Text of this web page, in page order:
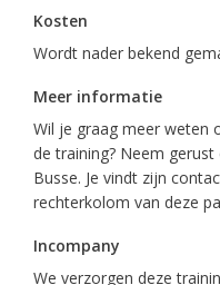
Kosten
Wordt nader bekend
Meer informatie
Wil je graag meer weten
de training? Neem
Busse. Je vindt zijn
rechterkolom van deze
Incompany
We verzorgen deze